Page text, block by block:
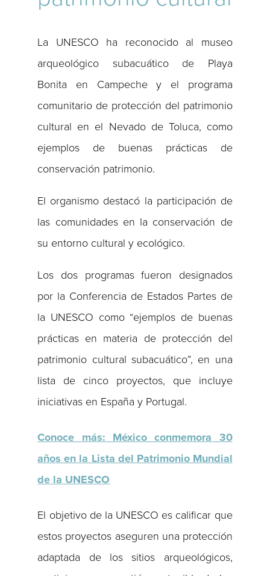
La UNESCO ha reconocido al museo
arqueológico subacuático de Playa
Bonita en Campeche y el programa
comunitario de protección del patrimonio
cultural en el Nevado de Toluca, como
ejemplos de buenas prácticas de
conservación patrimonio.
El organismo destacó la participación de
las comunidades en la conservación de
su entorno cultural y ecológico.
Los dos programas fueron designados
por la Conferencia de Estados Partes de
la UNESCO como “ejemplos de buenas
prácticas en materia de protección del
patrimonio cultural subacuático”, en una
lista de cinco proyectos, que incluye
iniciativas en España y Portugal.
Conoce más: México conmemora 30
años en la Lista del Patrimonio Mundial
de la UNESCO
El objetivo de la UNESCO es calificar que
estos proyectos aseguren una protección
adaptada de los sitios arqueológicos,